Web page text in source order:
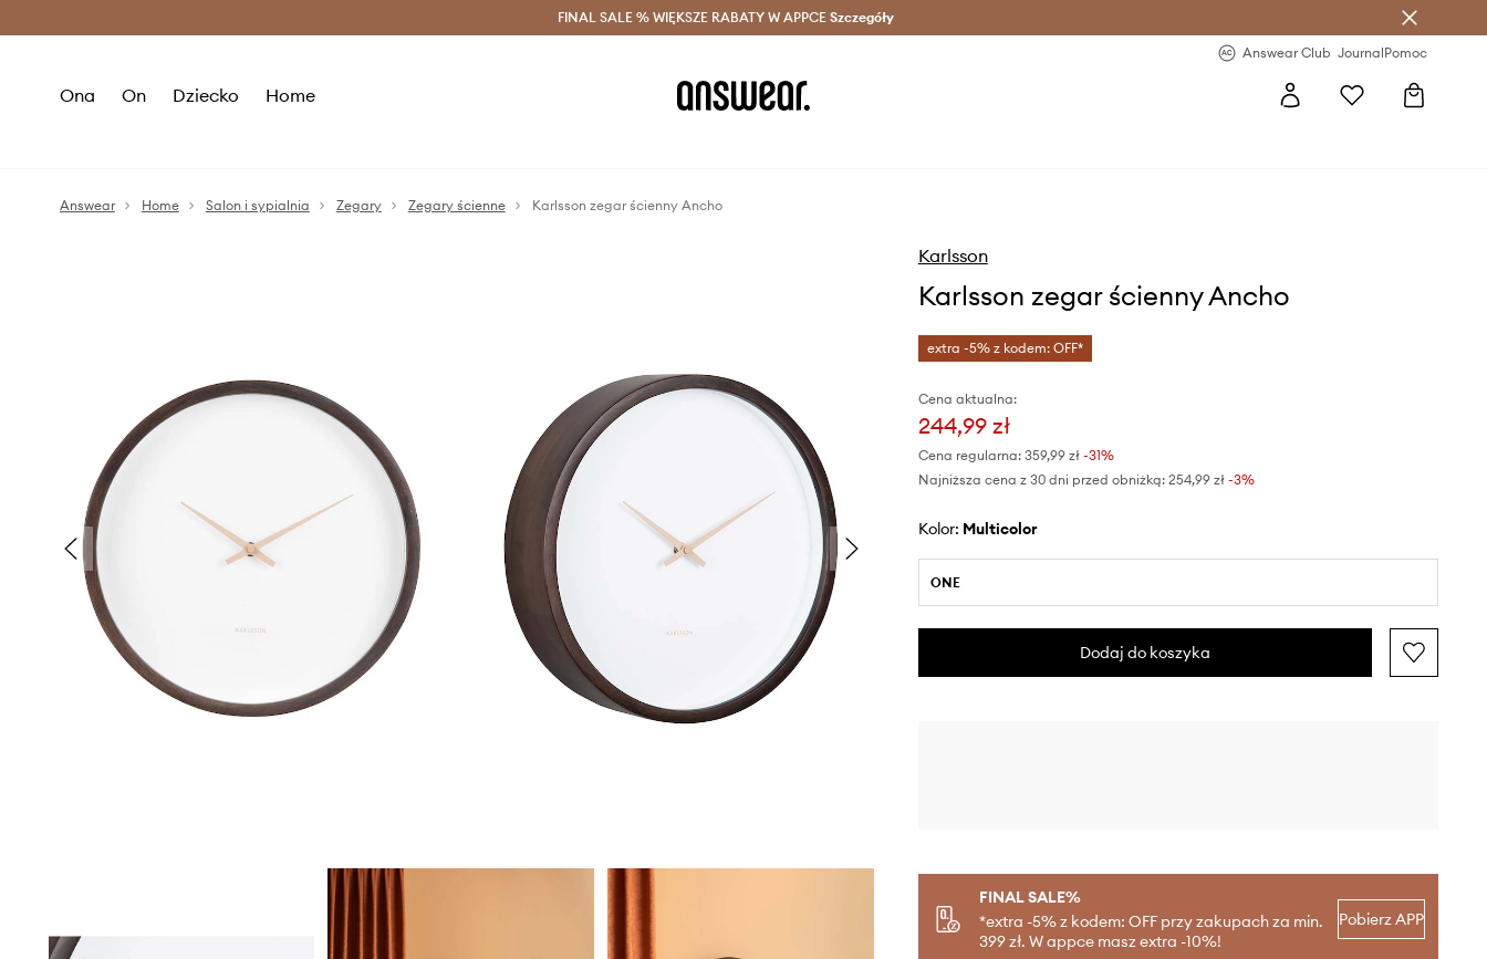
Oszczędzaj z Answear Club > Dostawa nawet w 24h >
FINAL SALE % WIĘKSZE RABATY W APPCE Szczegóły
Answear Club JournalPomoc
Ona On Dziecko Home
Answear Home Salon i sypialnia Zegary Zegary ścienne Karlsson zegar ścienny Ancho
Karlsson
Karlsson zegar ścienny Ancho
extra -5% z kodem: OFF*
Cena aktualna:
244,99 zł
Cena regularna: 359,99 zł-31%
Najniższa cena z 30 dni przed obniżką: 254,99 zł -3%
Kolor: multicolor
ONE
Dodaj do koszyka
FINAL SALE%
*extra -5% z kodem: OFF przy zakupach za min.
399 zł. W appce masz extra -10%!
Pobierz APP